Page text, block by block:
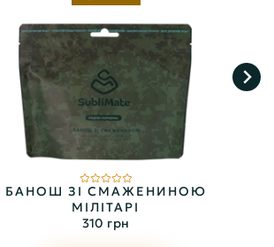
БАНОШ ЗІ СМАЖЕНИНОЮ
МІЛІТАРІ
310 грн